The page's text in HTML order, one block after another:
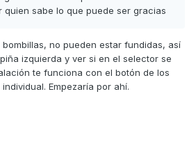
quien sabe lo que puede ser gracias
no pueden estar fundidas, así
izquierda y ver si en el selector se
te funciona con el botón de los
Empezaría por ahí.